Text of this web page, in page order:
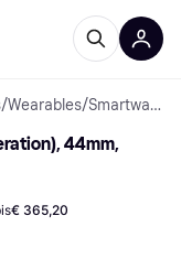
/Wearables/ Smartwatches
44mm,
€ 365,20